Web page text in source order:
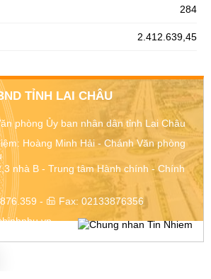
284
2.412.639,45
TỈNH LAI CHÂU
phòng Ủy ban nhân dân tỉnh Lai Châu
Hoàng Minh Hải - Chánh Văn phòng
nhà B - Trung tâm Hành chính - Chính
- Fax: 02133876356